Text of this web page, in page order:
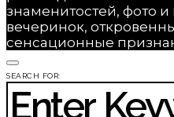
знаменитостей, фото
вечеринок,
сенсационные
SEARCH FOR: